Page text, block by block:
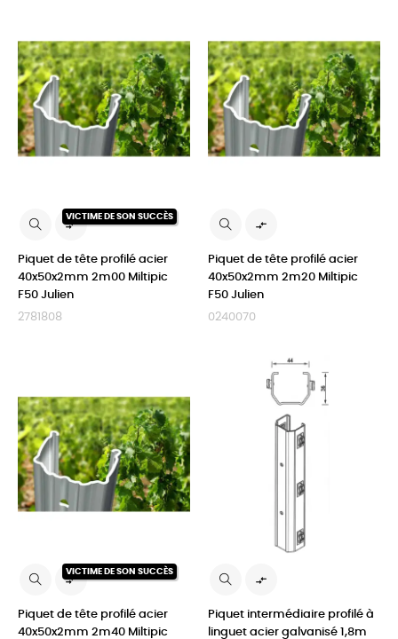
VICTIME DE SON SUCCÈS

Piquet de tête profilé acier
40x50x2mm 2m00 Miltipic
F50 Julien
2781808

Piquet de tête profilé acier
40x50x2mm 2m20 Miltipic
F50 Julien
0240070
VICTIME DE SON SUCCÈS

Piquet de tête profilé acier
40x50x2mm 2m40 Miltipic

Piquet intermédiaire profilé à
linguet acier galvanisé 1,8m